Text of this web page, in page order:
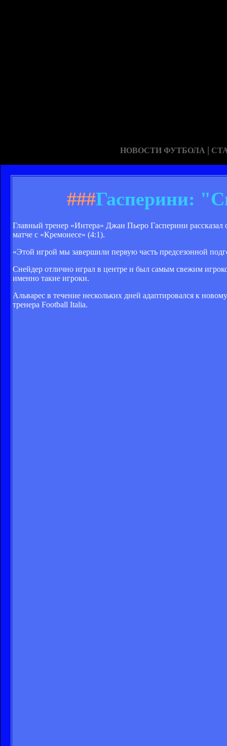
НОВОСТИ ФУТБОЛА |
###Гасперини:
Главный тренер «Интера» Джан Пьеро Гасперини
матче с «Кремонесе» (4:1).
«Этой игрой мы завершили первую часть предсезонной
Снейдер отлично играл в центре и был самым свежим
именно такие игроки.
Альварес в течение нескольких дней адаптировался к
тренера Football Italia.